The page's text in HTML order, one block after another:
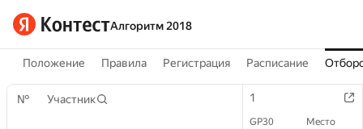
Алгоритм 2018
Положение Правила Регистрация Расписание
№ Участник 1
GP30 Место
№ Участник 1
GP30 Место